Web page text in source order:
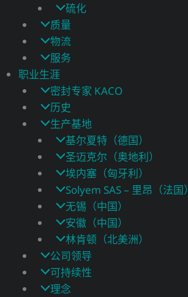
硫化
质量
物流
服务
职业生涯
密封专家 KACO
历史
生产基地
基尔夏特（德国）
圣迈克尔（奥地利）
埃内塞（匈牙利）
Solyem SAS – 里昂（法国）
无锡（中国）
安徽（中国）
林肯顿（北美洲）
公司领导
可持续性
理念